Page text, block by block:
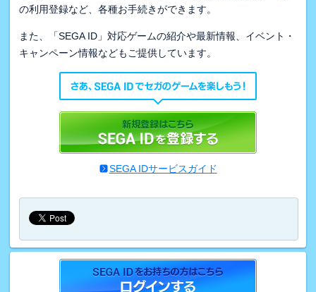
の利用登録など、各種お手続きができます。
また、「SEGA ID」対応ゲームの紹介や最新情報、イベント・
キャンペーン情報などもご提供しています。
SEGA IDサービスガイド